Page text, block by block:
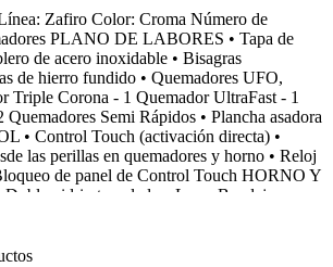
Zafiro Color: Croma Número de
PLANO DE LABORES • Tapa de
de acero inoxidable • Bisagras
de hierro fundido • Quemadores UFO,
Triple Corona - 1 Quemador UltraFast - 1
Semi Rápidos • Plancha asadora
• Control Touch (activación directa) •
las perillas en quemadores y horno • Reloj
de panel de Control Touch HORNO Y
vidrio templado • Luz • Bandeja •
de seguridad cortagas en el horno •
• 1 Parrilla cromada • Encendido